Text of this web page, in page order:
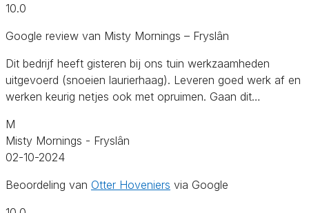
10.0
Google review van Misty Mornings – Fryslân
Dit bedrijf heeft gisteren bij ons tuin werkzaamheden
uitgevoerd (snoeien laurierhaag). Leveren goed werk af en
werken keurig netjes ook met opruimen. Gaan dit…
M
Misty Mornings - Fryslân
02-10-2024
Beoordeling van Otter Hoveniers via Google